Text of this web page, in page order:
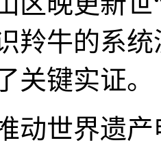
羚牛的系
关键实证。
世界遗产